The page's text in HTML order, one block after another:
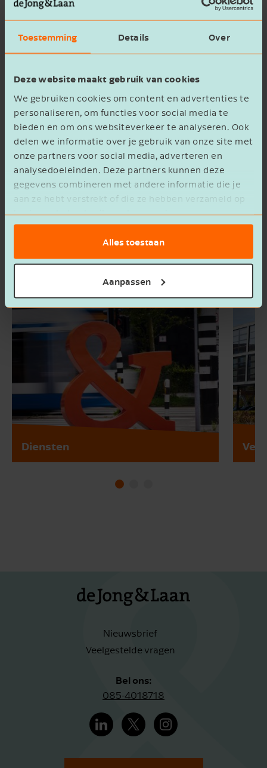
Toestemming Details Over
Deze website maakt gebruik van cookies
We gebruiken cookies om content en advertenties te
personaliseren, om functies voor social media te
bieden en om ons websiteverkeer te analyseren. Ook
delen we informatie over je gebruik van onze site met
onze partners voor social media, adverteren en
analysedoeleinden. Deze partners kunnen deze
gegevens combineren met andere informatie die je
aan ze hebt verstrekt of die ze hebben verzameld op
basis van het gebruik van hun services.
Alles toestaan
Aanpassen
Beschrijving
Ik ga akkoord met hetprivacy statement
Verzenden
Diensten
Nieuwsbrief
Veelgestelde vragen
Bel ons:
085-4018718